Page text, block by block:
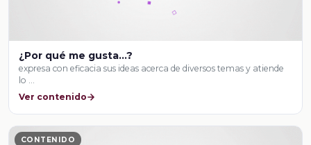
¿Por qué me gusta…?
expresa con eficacia sus ideas acerca de diversos temas y atiende
lo …
Ver contenido
CONTENIDO